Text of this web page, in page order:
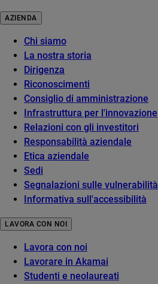
AZIENDA
Chi siamo
La nostra storia
Dirigenza
Riconoscimenti
Consiglio di amministrazione
Infrastruttura per l'innovazione
Relazioni con gli investitori
Responsabilità aziendale
Etica aziendale
Sedi
Segnalazioni sulle vulnerabilità
Informativa sull'accessibilità
LAVORA CON NOI
Lavora con noi
Lavorare in Akamai
Studenti e neolaureati